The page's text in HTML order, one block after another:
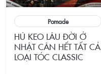
Pomade
HỦ KEO LÂU ĐỜI Ở
NHẬT CÂN HẾT TẤT CẢ
LOẠI TÓC CLASSIC